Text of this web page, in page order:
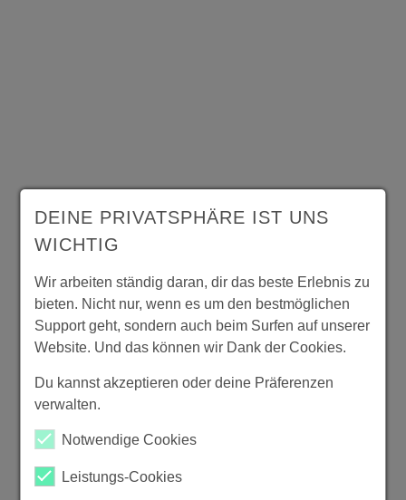
DEINE PRIVATSPHÄRE IST UNS
WICHTIG
Wir arbeiten ständig daran, dir das beste Erlebnis zu
bieten. Nicht nur, wenn es um den bestmöglichen
Support geht, sondern auch beim Surfen auf unserer
Website. Und das können wir Dank der Cookies.
Du kannst akzeptieren oder deine Präferenzen
verwalten.
Notwendige Cookies
Leistungs-Cookies